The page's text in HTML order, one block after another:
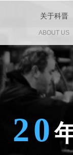
20
ABOUT US
关于科晋